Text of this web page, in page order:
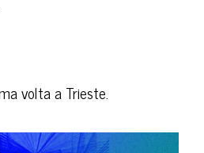
volta a Trieste.